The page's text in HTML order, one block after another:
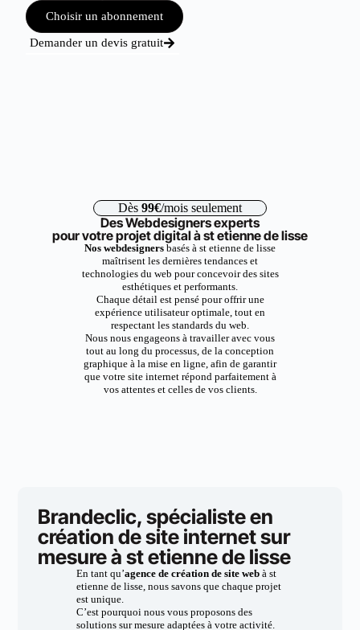
Choisir un abonnement
Demander un devis gratuit
Dès 99€/mois seulement
Des Webdesigners experts
pour votre projet digital à st etienne de lisse
Nos webdesigners basés à st etienne de lisse
maîtrisent les dernières tendances et
technologies du web pour concevoir des sites
esthétiques et performants.
Chaque détail est pensé pour offrir une
expérience utilisateur optimale, tout en
respectant les standards du web.
Nous nous engageons à travailler avec vous
tout au long du processus, de la conception
graphique à la mise en ligne, afin de garantir
que votre site internet répond parfaitement à
vos attentes et celles de vos clients.
Brandeclic, spécialiste en
création de site internet sur
mesure à st etienne de lisse
En tant qu’agence de création de site webà st
etienne de lisse, nous savons que chaque projet
est unique.
C’est pourquoi nous vous proposons des
solutions sur mesure adaptées à votre activité.